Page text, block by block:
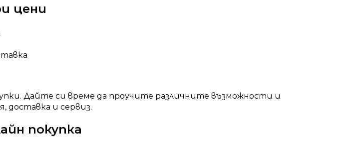
цени
Дайте си време да проучите различните възможности и
доставка и сервиз.
покупка